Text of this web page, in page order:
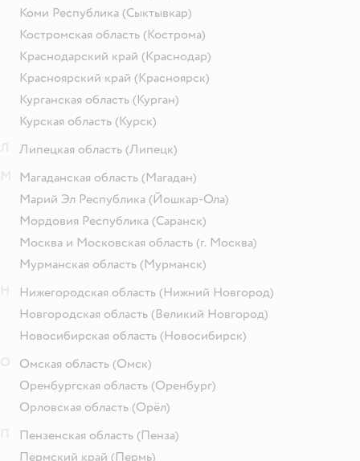
Коми Республика (Сыктывкар)
Костромская область (Кострома)
Краснодарский край (Краснодар)
Красноярский край (Красноярск)
Курганская область (Курган)
Курская область (Курск)
Липецкая область (Липецк)
Магаданская область (Магадан)
Марий Эл Республика (Йошкар-Ола)
Мордовия Республика (Саранск)
Москва и Московская область (г. Москва)
Мурманская область (Мурманск)
Нижегородская область (Нижний Новгород)
Новгородская область (Великий Новгород)
Новосибирская область (Новосибирск)
Омская область (Омск)
Оренбургская область (Оренбург)
Орловская область (Орёл)
Пензенская область (Пенза)
Пермский край (Пермь)